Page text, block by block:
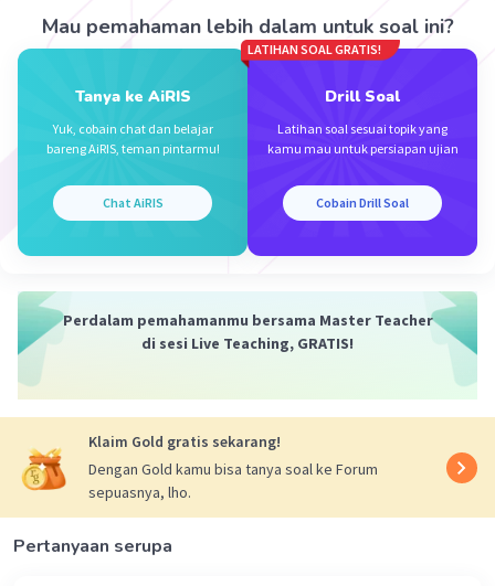
Iklan
Mau pemahaman lebih dalam untuk soal ini?
Tanya ke AiRIS
Yuk, cobain chat dan belajar
bareng AiRIS, teman pintarmu!
Chat AiRIS
LATIHAN SOAL GRATIS!
Drill Soal
Latihan soal sesuai topik yang
kamu mau untuk persiapan ujian
Cobain Drill Soal
Perdalam pemahamanmu bersama Master Teacher
di sesi Live Teaching, GRATIS!
Klaim Gold gratis sekarang!
Dengan Gold kamu bisa tanya soal ke Forum
sepuasnya, lho.
Pertanyaan serupa